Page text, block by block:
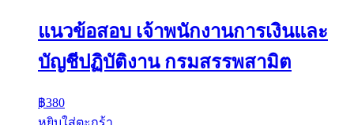
แนวข้อสอบ เจ้าพนักงานการเงินและ
บัญชีปฏิบัติงาน กรมสรรพสามิต
฿380
หยิบใส่ตะกร้า